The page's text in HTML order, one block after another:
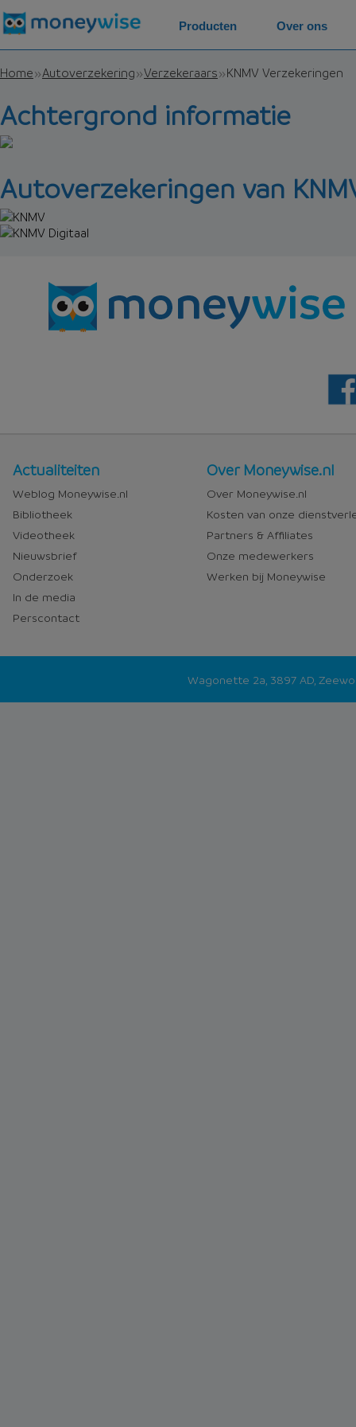
Home Autoverzekering Verzekeraars KNMV Verzekeringen
Achtergrond informatie
Autoverzekeringen van
KNMV
KNMV Digitaal
Producten Over ons
Nieuws
en
media
Actualiteiten
Weblog Moneywise.nl
Bibliotheek
Videotheek
Nieuwsbrief
Onderzoek
In de media
Perscontact
Over
Moneywise
Over Moneywise.nl
Over Moneywise.nl
Kosten van onze
Partners & Affiliates
Onze medewerkers
Werken bij Moneywise
Wagonette 2a, 3897 AD,